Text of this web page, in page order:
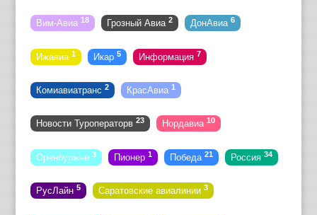
Вим-Авиа 18 Грозный Авиа 2 ДонАвиа 6
Ижавиа 1 Икар 5 Информация 7
Комиавиатранс 2 КрасАвиа 1
Новости Туроператорв 23 Нордавиа 10
Оренбуржье 3 Пионер 1 Победа 21 Россия 34
РусЛайн 5 Саратовские авиалинии 3